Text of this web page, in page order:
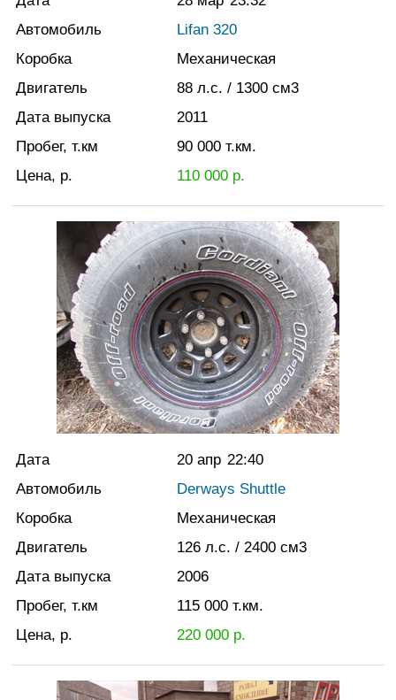
Автомобиль
Lifan 320
Коробка
Механическая
Двигатель
88 л.с. / 1300 см3
Дата выпуска
2011
Пробег, т.км
90 000 т.км.
Цена, р.
110 000р.
Дата 20 апр 22:40
Автомобиль
Derways Shuttle
Коробка
Механическая
Двигатель
126 л.с. / 2400 см3
Дата выпуска
2006
Пробег, т.км
115 000 т.км.
Цена, р.
220 000р.